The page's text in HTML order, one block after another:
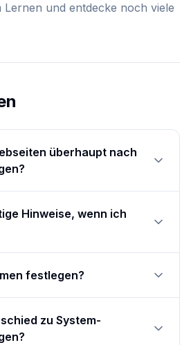
Lernen und entdecke noch viele
überhaupt nach
Hinweise, wenn ich
festlegen?
zu System-